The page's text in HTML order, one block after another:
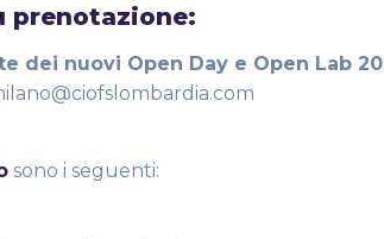
prenotazione:
dei nuovi Open Day e Open Lab
sono i seguenti: